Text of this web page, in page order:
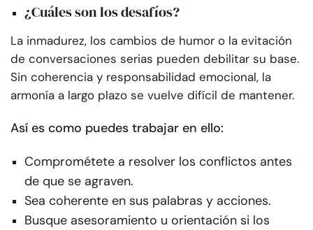
¿Cuáles son los desafíos?
La inmadurez, los cambios de humor o la evitación
de conversaciones serias pueden debilitar su base.
Sin coherencia y responsabilidad emocional, la
armonía a largo plazo se vuelve difícil de mantener.
Así es como puedes trabajar en ello:
Comprométete a resolver los conflictos antes
de que se agraven.
Sea coherente en sus palabras y acciones.
Busque asesoramiento u orientación si los